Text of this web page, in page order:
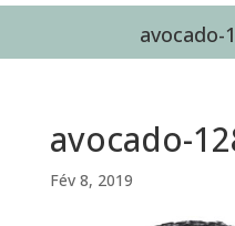
avocado-
avocado-
Fév 8, 2019